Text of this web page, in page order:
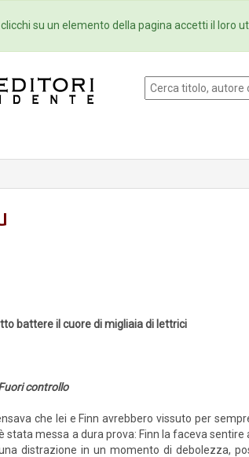
Collane Newsletter
battere il cuore di migliaia di lettrici
controllo
che lei e Finn avrebbero vissuto per
stata messa a dura prova: Finn la faceva
distrazione in un momento di debolezza,
su un elemento della pagina accetti il loro